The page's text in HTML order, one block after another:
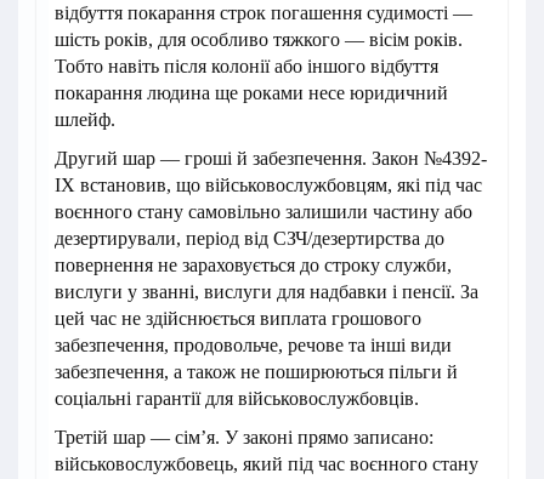
відбуття покарання строк погашення судимості —
шість років, для особливо тяжкого — вісім років.
Тобто навіть після колонії або іншого відбуття
покарання людина ще роками несе юридичний
шлейф.
Другий шар — гроші й забезпечення. Закон №4392-
IX встановив, що військовослужбовцям, які під час
воєнного стану самовільно залишили частину або
дезертирували, період від СЗЧ/дезертирства до
повернення не зараховується до строку служби,
вислуги у званні, вислуги для надбавки і пенсії. За
цей час не здійснюється виплата грошового
забезпечення, продовольче, речове та інші види
забезпечення, а також не поширюються пільги й
соціальні гарантії для військовослужбовців.
Третій шар — сім’я. У законі прямо записано:
військовослужбовець, який під час воєнного стану